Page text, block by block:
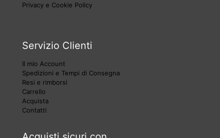
Privacy e Cookie Policy
Servizio Clienti
Il mio Account
Spedizioni e Tempi di Consegna
Resi e rimborsi
Carrello
Acquista
Contatti